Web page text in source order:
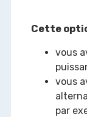
Cette
vous
vous
par